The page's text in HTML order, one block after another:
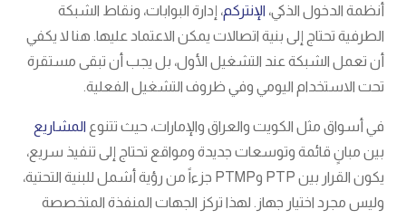
أنظمة الدخول الذكي، الإنتركم، إدارة البوابات، ونقاط الشبكة
الطرفية تحتاج إلى بنية اتصالات يمكن الاعتماد عليها. هنا لا يكفي
أن تعمل الشبكة عند التشغيل الأول، بل يجب أن تبقى مستقرة
تحت الاستخدام اليومي وفي ظروف التشغيل الفعلية.
في أسواق مثل الكويت والعراق والإمارات، حيث تتنوع المشاريع
بين مبانٍ قائمة وتوسعات جديدة ومواقع تحتاج إلى تنفيذ سريع،
يكون القرار بين PTP وPTMP جزءاً من رؤية أشمل للبنية التحتية،
وليس مجرد اختيار جهاز. لهذا تركز الجهات المنفذة المتخصصة